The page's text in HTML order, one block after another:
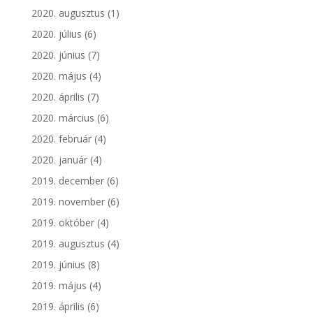
2020. augusztus (1)
2020. július (6)
2020. június (7)
2020. május (4)
2020. április (7)
2020. március (6)
2020. február(4)
2020. január(4)
2019. december(6)
2019. november(6)
2019. október(4)
2019. augusztus (4)
2019. június (8)
2019. május (4)
2019. április (6)